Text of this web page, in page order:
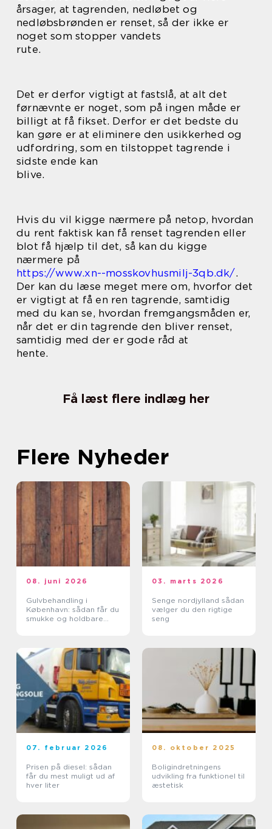
årsager, at tagrenden, nedløbet og
nedløbsbrønden er renset, så der ikke er
noget som stopper vandets
rute.
Det er derfor vigtigt at fastslå, at alt det
førnævnte er noget, som på ingen måde er
billigt at få fikset. Derfor er det bedste du
kan gøre er at eliminere den usikkerhed og
udfordring, som en tilstoppet tagrende i
sidste ende kan
blive.
Hvis du vil kigge nærmere på netop, hvordan
du rent faktisk kan få renset tagrenden eller
blot få hjælp til det, så kan du kigge
nærmere på
https://www.xn--mosskovhusmilj-3qb.dk/.
Der kan du læse meget mere om, hvorfor det
er vigtigt at få en ren tagrende, samtidig
med du kan se, hvordan fremgangsmåden er,
når det er din tagrende den bliver renset,
samtidig med der er gode råd at
hente.
Få læst flere indlæg her
Flere Nyheder
08. juni 2026
Gulvbehandling i
København: sådan får du
smukke og holdbare
03. marts 2026
Senge nordjylland sådan
vælger du den rigtige
seng
07. februar 2026
Prisen på diesel: sådan
får du mest muligt ud af
hver liter
08. oktober 2025
Boligindretningens
udvikling fra funktionel til
æstetisk